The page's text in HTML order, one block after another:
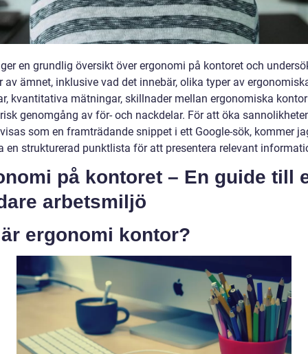
en grundlig översikt över ergonomi på kontoret och
av ämnet, inklusive vad det innebär, olika typer av
kvantitativa mätningar, skillnader mellan ergonomiska
genomgång av för- och nackdelar. För att öka
som en framträdande snippet i ett Google-sök, kommer
en strukturerad punktlista för att presentera relevant
på kontoret – En guide till
arbetsmiljö
ergonomi kontor?